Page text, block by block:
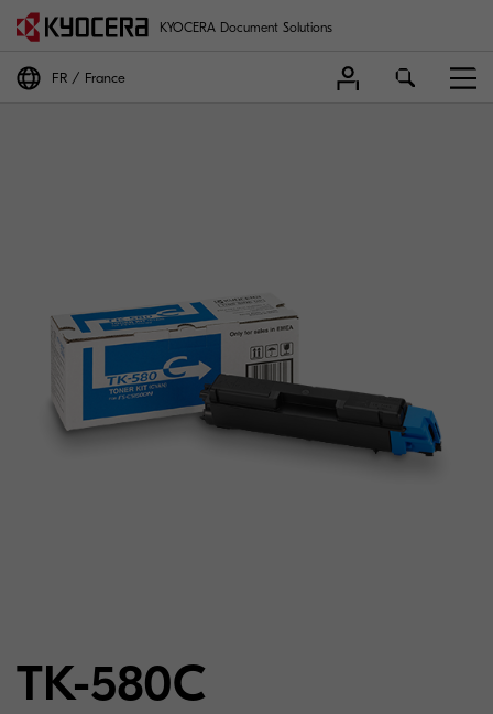
KYOCERA Document Solutions
FR France
TK-580C